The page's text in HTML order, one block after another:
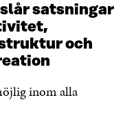
satsningar
och
inom alla